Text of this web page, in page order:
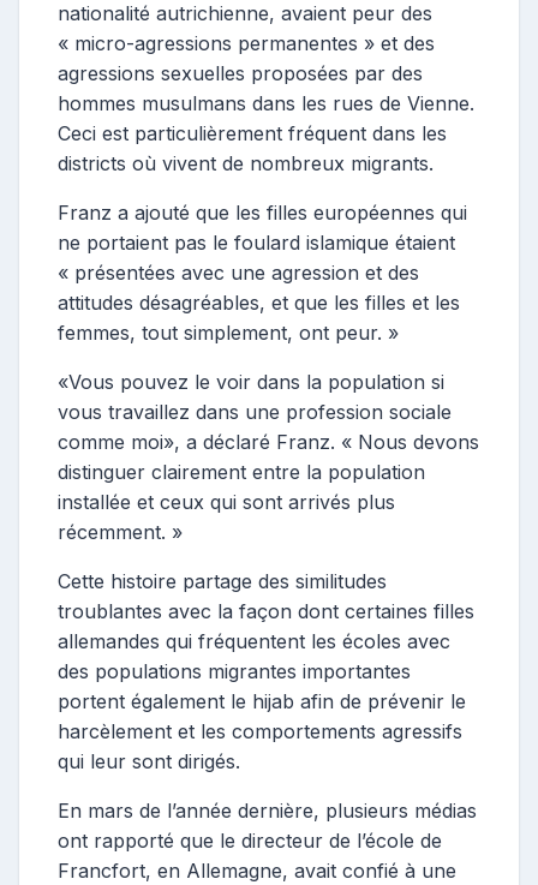
nationalité autrichienne, avaient peur des
« micro-agressions permanentes » et des
agressions sexuelles proposées par des
hommes musulmans dans les rues de Vienne.
Ceci est particulièrement fréquent dans les
districts où vivent de nombreux migrants.
Franz a ajouté que les filles européennes qui
ne portaient pas le foulard islamique étaient
« présentées avec une agression et des
attitudes désagréables, et que les filles et les
femmes, tout simplement, ont peur. »
«Vous pouvez le voir dans la population si
vous travaillez dans une profession sociale
comme moi», a déclaré Franz. « Nous devons
distinguer clairement entre la population
installée et ceux qui sont arrivés plus
récemment. »
Cette histoire partage des similitudes
troublantes avec la façon dont certaines filles
allemandes qui fréquentent les écoles avec
des populations migrantes importantes
portent également le hijab afin de prévenir le
harcèlement et les comportements agressifs
qui leur sont dirigés.
En mars de l’année dernière, plusieurs médias
ont rapporté que le directeur de l’école de
Francfort, en Allemagne, avait confié à une